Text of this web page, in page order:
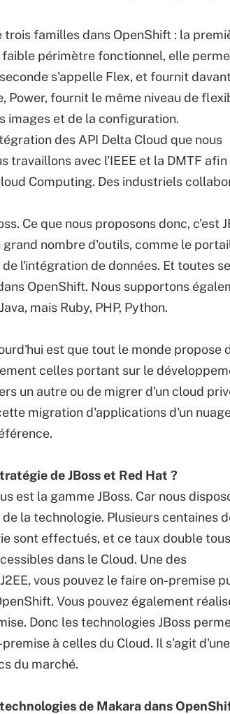
familles dans OpenShift : la
périmètre fonctionnel, elle
s'appelle Flex, et fournit
Power, fournit le même niveau de
images et de la configuration.
des API Delta Cloud que nous
travaillons avec l'IEEE et la DMTF afin
Computing. Des industriels
Ce que nous proposons donc, c'est
nombre d'outils, comme le
l'intégration de données. Et toutes
OpenShift. Nous supportons
mais Ruby, PHP, Python.
est que tout le monde propose
celles portant sur le
un autre ou de migrer d'un cloud
migration d'applications d'un
de JBoss et Red Hat ?
est la gamme JBoss. Car nous
la technologie. Plusieurs centaines
sont effectués, et ce taux double
dans le Cloud. Une des
vous pouvez le faire on-premise
Vous pouvez également
Donc les technologies JBoss
à celles du Cloud. Il s'agit
du marché.
de Makara dans